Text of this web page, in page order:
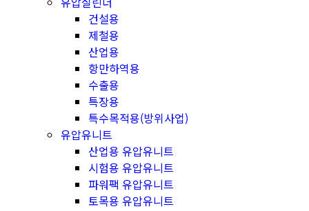
건설용
제철용
산업용
항만하역용
수출용
특장용
특수목적용(방위사업)
유압유니트
산업용 유압유니트
시험용 유압유니트
파워팩 유압유니트
토목용 유압유니트